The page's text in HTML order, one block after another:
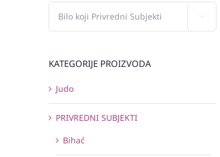
KATEGORIJE PROIZVODA
Judo
PRIVREDNI SUBJEKTI
Bihać